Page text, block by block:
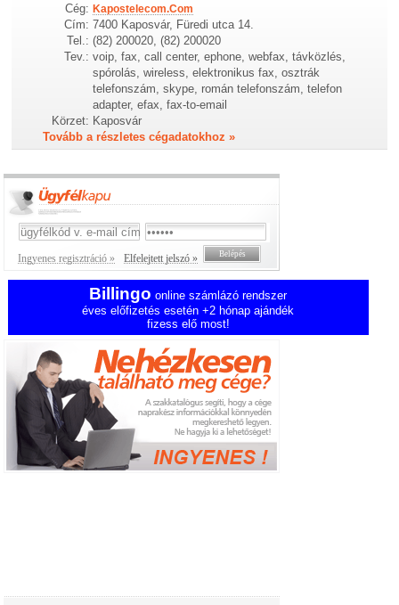
Cég: Kapostelecom.Com
Cím: 7400 Kaposvár, Füredi utca 14.
Tel.: (82) 200020, (82) 200020
Tev.: voip, fax, call center, ephone, webfax, távközlés,
spórolás, wireless, elektronikus fax, osztrák
telefonszám, skype, román telefonszám, telefon
adapter, efax, fax-to-email
Körzet: Kaposvár
Tovább a részletes cégadatokhoz »
Ingyenes regisztráció » Elfelejtett jelszó »
Billingo online számlázó rendszer
éves előfizetés esetén +2 hónap ajándék
fizess elő most!